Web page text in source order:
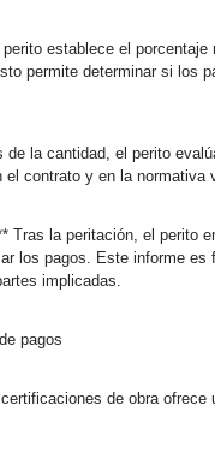
establece el
permite determinar si los
la cantidad, el perito
contrato y en la normativa
Tras la peritación, el perito
los pagos. Este informe
implicadas.
pagos
de obra